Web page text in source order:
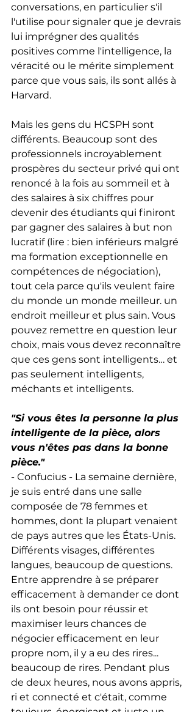
conversations, en particulier s'il
l'utilise pour signaler que je devrais
lui imprégner des qualités
positives comme l'intelligence, la
véracité ou le mérite simplement
parce que vous sais, ils sont allés à
Harvard.
Mais les gens du HCSPH sont
différents. Beaucoup sont des
professionnels incroyablement
prospères du secteur privé qui ont
renoncé à la fois au sommeil et à
des salaires à six chiffres pour
devenir des étudiants qui finiront
par gagner des salaires à but non
lucratif (lire : bien inférieurs malgré
ma formation exceptionnelle en
compétences de négociation),
tout cela parce qu'ils veulent faire
du monde un monde meilleur. un
endroit meilleur et plus sain. Vous
pouvez remettre en question leur
choix, mais vous devez reconnaître
que ces gens sont intelligents… et
pas seulement intelligents,
méchants et intelligents.
"Si vous êtes la personne la plus
intelligente de la pièce, alors
vous n'êtes pas dans la bonne
pièce."
- Confucius - La semaine dernière,
je suis entré dans une salle
composée de 78 femmes et
hommes, dont la plupart venaient
de pays autres que les États-Unis.
Différents visages, différentes
langues, beaucoup de questions.
Entre apprendre à se préparer
efficacement à demander ce dont
ils ont besoin pour réussir et
maximiser leurs chances de
négocier efficacement en leur
propre nom, il y a eu des rires...
beaucoup de rires. Pendant plus
de deux heures, nous avons appris,
ri et connecté et c'était, comme